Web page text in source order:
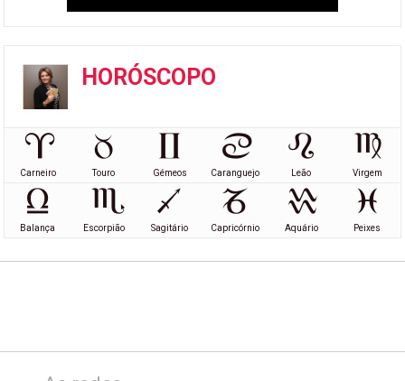
HORÓSCOPO
Carneiro Touro Gémeos Caranguejo Leão Virgem
Balança Escorpião Sagitário Capricórnio Aquário Peixes